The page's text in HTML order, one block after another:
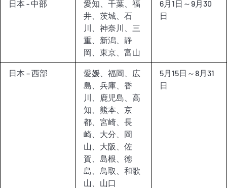
日本 - 中部
愛知、千葉、福
井、茨城、石
川、神奈川、三
重、新潟、静
岡、東京、富山
6月1日～9月30
日
日本 – 西部
愛媛、福岡、広
島、兵庫、香
川、鹿児島、高
知、熊本、京
都、宮崎、長
崎、大分、岡
山、大阪、佐
賀、島根、徳
島、鳥取、和歌
山、山口
5月15日～8月31
日